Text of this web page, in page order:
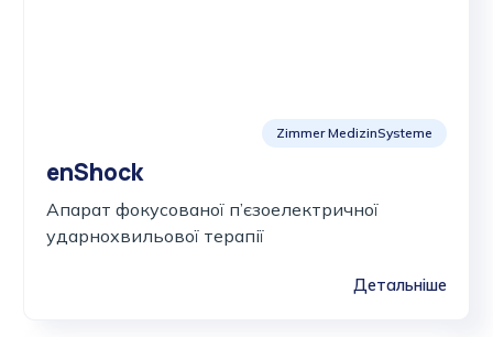
Zimmer MedizinSysteme
enShock
Апарат фокусованої п’єзоелектричної
ударнохвильової терапії
Детальніше